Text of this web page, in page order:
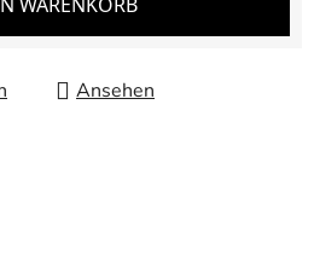
Ansehen